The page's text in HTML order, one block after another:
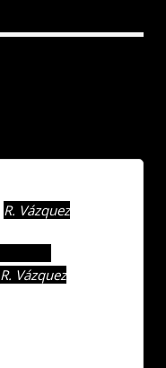
R. Vázquez
R. Vázquez